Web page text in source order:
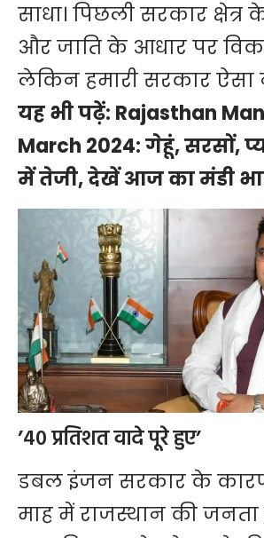
साधा। पिछली सरकार
और जाति के आधार पर
लेकिन हमारी सरकार ऐसा
यह भी पढ़ें: Rajasthan
March 2024: गेहूं, सरसों,
में तेजी, देखें आज का मंडी
’40 प्रतिशत वादे पूरे हुए’
डबल इंजन सरकार के
माह में राजस्थान की